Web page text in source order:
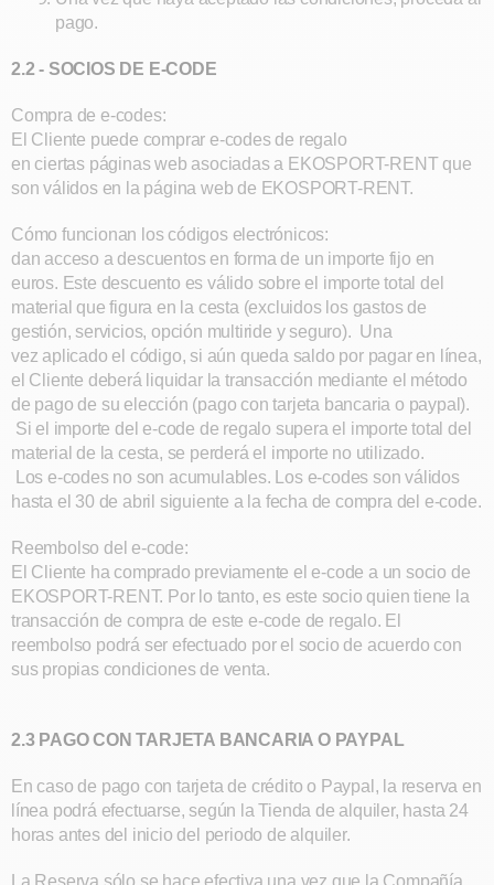
pago.
2.2 - SOCIOS DE E-CODE
Compra de e-codes:
El Cliente puede comprar e-codes de regalo
en ciertas páginas web asociadas a EKOSPORT-RENT que
son válidos en la página web de EKOSPORT-RENT.
Cómo funcionan los códigos electrónicos:
dan acceso a descuentos en forma de un importe fijo en
euros. Este descuento es válido sobre el importe total del
material que figura en la cesta (excluidos los gastos de
gestión, servicios, opción multiride y seguro). Una
vez aplicado el código, si aún queda saldo por pagar en línea,
el Cliente deberá liquidar la transacción mediante el método
de pago de su elección (pago con tarjeta bancaria o paypal).
Si el importe del e-code de regalo supera el importe total del
material de la cesta, se perderá el importe no utilizado.
Los e-codes no son acumulables. Los e-codes son válidos
hasta el 30 de abril siguiente a la fecha de compra del e-code.
Reembolso del e-code:
El Cliente ha comprado previamente el e-code a un socio de
EKOSPORT-RENT. Por lo tanto, es este socio quien tiene la
transacción de compra de este e-code de regalo. El
reembolso podrá ser efectuado por el socio de acuerdo con
sus propias condiciones de venta.
2.3 PAGO CON TARJETA BANCARIA O PAYPAL
En caso de pago con tarjeta de crédito o Paypal, la reserva en
línea podrá efectuarse, según la Tienda de alquiler, hasta 24
horas antes del inicio del periodo de alquiler.
La Reserva sólo se hace efectiva una vez que la Compañía